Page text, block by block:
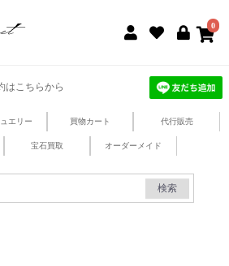
0
はこちらから
エリー 買物カート 代行販売
宝石買取 オーダーメイド
検索